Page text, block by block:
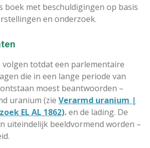
boek met beschuldigingen op basis
en onderzoek.
volgen totdat een parlementaire
die in een lange periode van
moest beantwoorden –
uranium (zie Verarmd uranium |
EL AL 1862).en de lading. De
uiteindelijk beeldvormend worden –